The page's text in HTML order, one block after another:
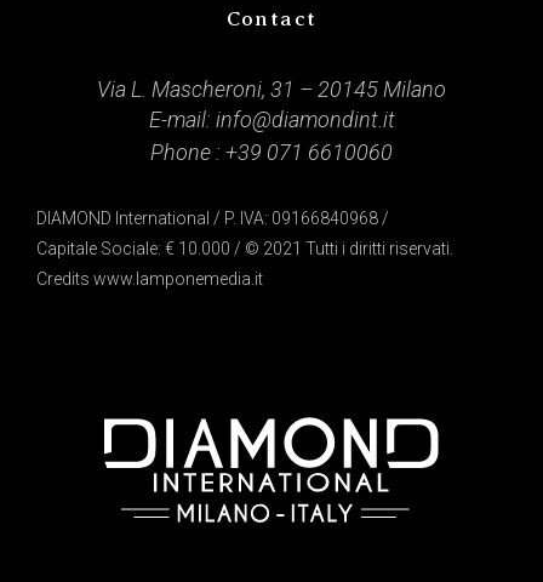
Contact
Via L. Mascheroni, 31 – 20145 Milano
E-mail: info@diamondint.it
Phone : +39 071 6610060
DIAMOND International / P. IVA: 09166840968 /
Capitale Sociale: € 10.000 / © 2021 Tutti i diritti riservati.
Credits www.lamponemedia.it